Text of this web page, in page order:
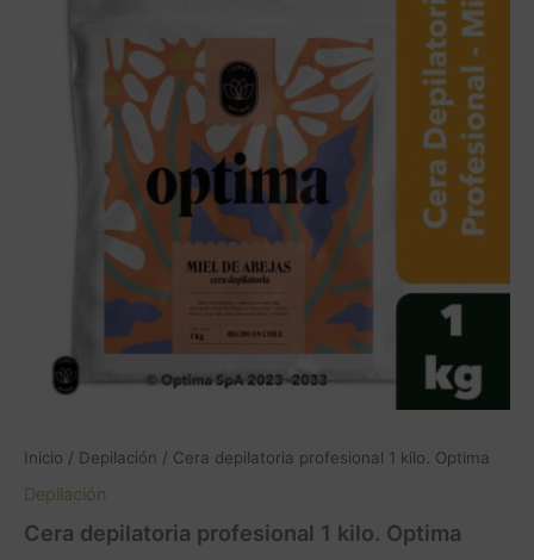
Inicio / Depilación / Cera depilatoria profesional 1 kilo. Optima
Depilación
Cera depilatoria profesional 1 kilo. Optima